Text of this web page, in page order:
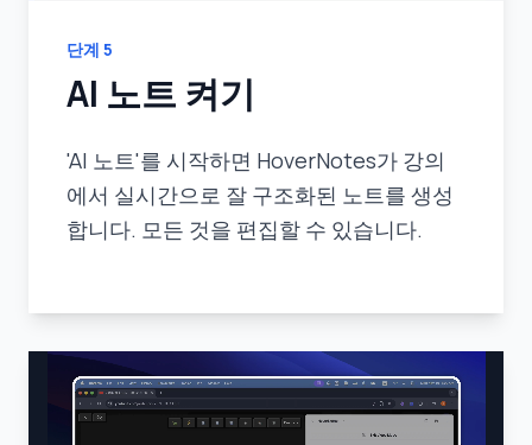
단계 5
AI 노트 켜기
'AI 노트'를 시작하면 HoverNotes가 강의
에서 실시간으로 잘 구조화된 노트를 생성
합니다. 모든 것을 편집할 수 있습니다.